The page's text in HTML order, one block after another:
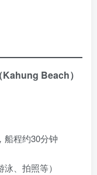
Beach）
船程约30分钟
、拍照等）